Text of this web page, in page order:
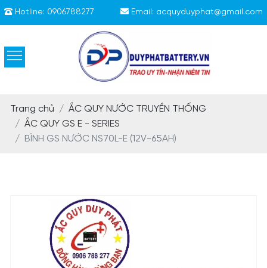
Hotline: 0906788277 Email: acquyduyphat@gmail.com
Trang chủ
ẮC QUY NƯỚC TRUYỀN THỐNG
ẮC QUY GS E - SERIES
BÌNH GS NƯỚC NS70L-E (12V-65AH)